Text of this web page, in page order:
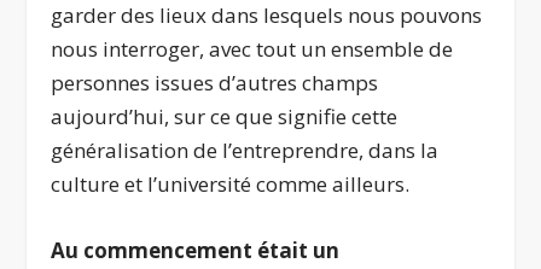
garder des lieux dans lesquels nous pouvons
nous interroger, avec tout un ensemble de
personnes issues d’autres champs
aujourd’hui, sur ce que signifie cette
généralisation de l’entreprendre, dans la
culture et l’université comme ailleurs.
Au commencement était un